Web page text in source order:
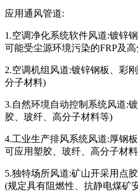
应用通风管道:
1.空调净化系统软件风道:镀锌
可能受尘源环境污染的FRP及
2.空调机组风道:镀锌钢板、彩
分子材料)
3.自然环境自动控制系统风道:
胶、玻纤、高分子材料等)
4.工业生产排风系统风道:厚钢
可应用塑胶、玻纤、高分子材
5.独特场所风道:矿山开采用点
(规定具有阻燃性、抗静电煤矿